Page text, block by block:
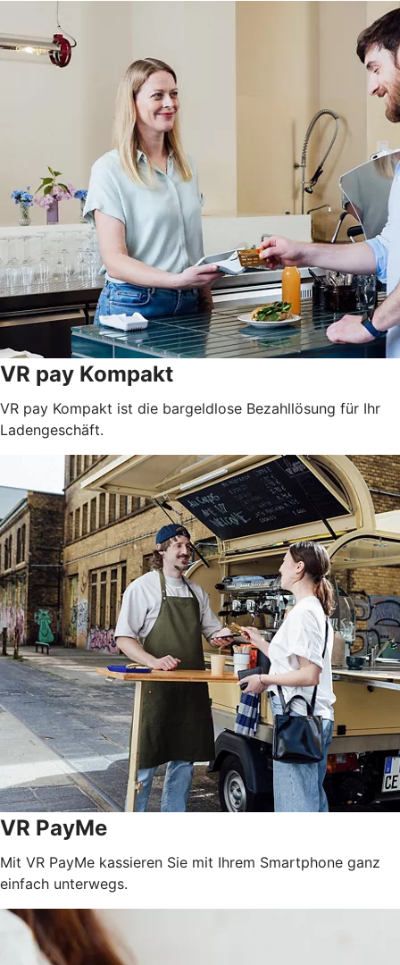
VR pay Kompakt
VR pay Kompakt ist die bargeldlose Bezahllösung für Ihr
Ladengeschäft.
VR PayMe
Mit VR PayMe kassieren Sie mit Ihrem Smartphone ganz
einfach unterwegs.